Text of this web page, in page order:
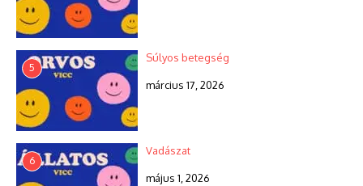
5
Súlyos betegség
március 17, 2026
6
Vadászat
május 1, 2026